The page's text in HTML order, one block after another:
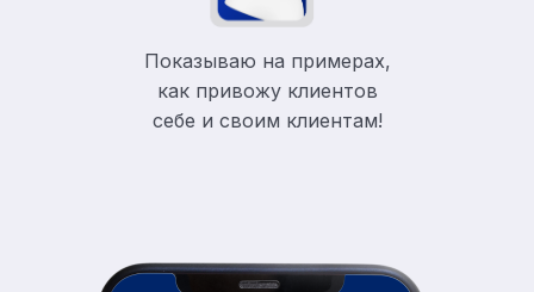
Показываю на примерах,
как привожу клиентов
себе и своим клиентам!